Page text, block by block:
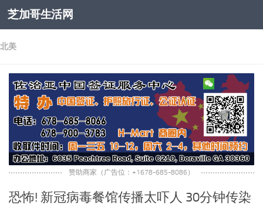
跳至内容
芝加哥生活网
北美
赞助商家（广告位：+1678-685-8086）
恐怖! 新冠病毒餐馆传播太吓人 30分钟传染